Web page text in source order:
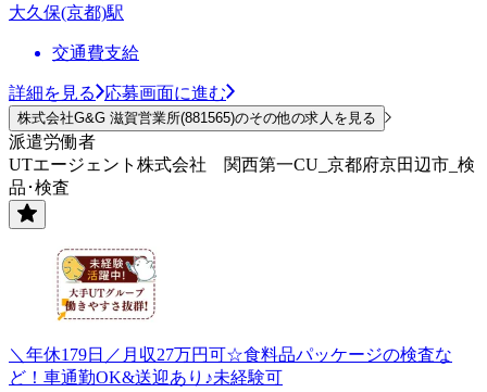
大久保(京都)駅
交通費支給
詳細を見る 応募画面に進む
株式会社G&G 滋賀営業所(881565)のその他の求人を見る
派遣労働者
UTエージェント株式会社 関西第一CU_京都府京田辺市_検
品･検査
＼年休179日／月収27万円可☆食料品パッケージの検査な
ど！車通勤OK&送迎あり♪未経験可